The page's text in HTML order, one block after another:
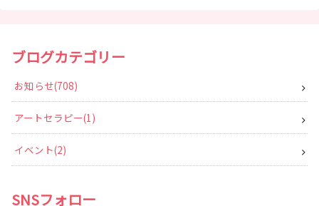
ブログカテゴリー
お知らせ 708
アートセラピー 1
イベント 2
SNSフォロー